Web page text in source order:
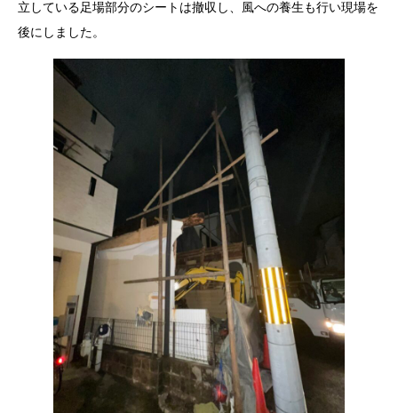
立している足場部分のシートは撤収し、風への養生も行い現場を
後にしました。